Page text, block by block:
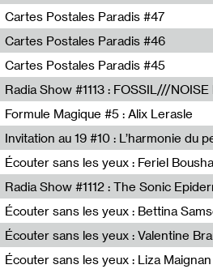
Mathias Dupaquier
Cartes Postales Paradis #47
Raymond Engramer
Cartes Postales Paradis #46
Sarah Banville
Cartes Postales Paradis #45
Mateo Cuin
Wave Farm
Formule Magique #5 : Alix Lerasle
Nathalie Lacroix
Invitation au 19 #10 : L’harmonie du
19, CRAC
Écouter sans les yeux : Feriel
Feriel Boushaki
Écouter sans les yeux : Bettina
Bettina Samson
Écouter sans les yeux : Valentine
Valentine Branca